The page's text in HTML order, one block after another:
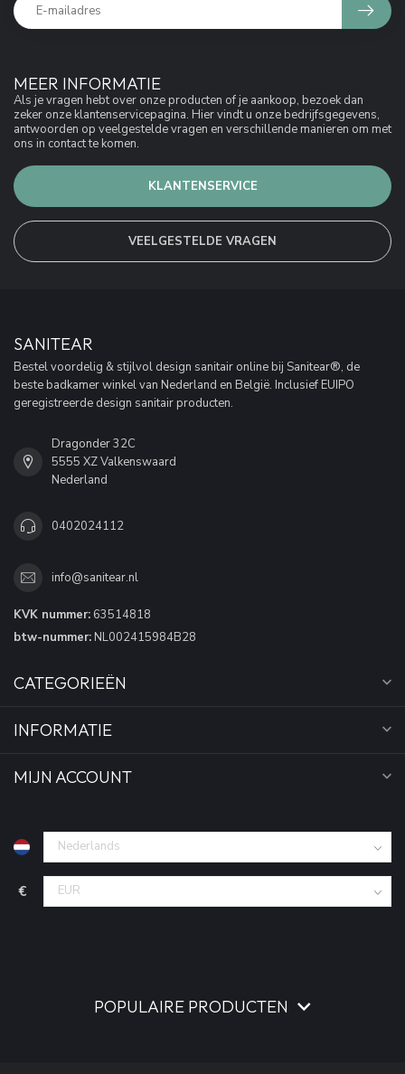
MEER INFORMATIE
Als je vragen hebt over onze producten of je aankoop, bezoek dan
zeker onze klantenservicepagina. Hier vindt u onze bedrijfsgegevens,
antwoorden op veelgestelde vragen en verschillende manieren om met
ons in contact te komen.
KLANTENSERVICE
VEELGESTELDE VRAGEN
SANITEAR
Bestel voordelig & stijlvol design sanitair online bij Sanitear®, de
beste badkamer winkel van Nederland en België. Inclusief EUIPO
geregistreerde design sanitair producten.
Dragonder 32C
5555 XZ Valkenswaard
Nederland
0402024112
info@sanitear.nl
KVK nummer: 63514818
btw-nummer: NL002415984B28
CATEGORIEËN
INFORMATIE
MIJN ACCOUNT
€
POPULAIRE PRODUCTEN